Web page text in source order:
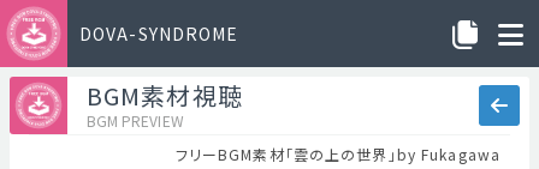
DOVA-SYNDROME
BGM素材視聴
BGM PREVIEW
フリーBGM素材「雲の上の世界」by Fukagawa